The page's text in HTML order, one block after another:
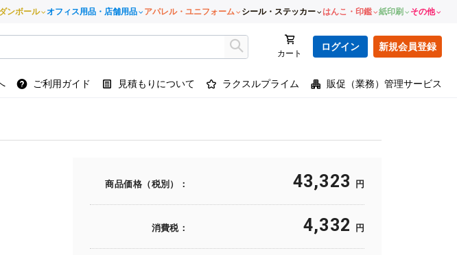
ンボール オフィス用品・店舗用品 アパレル・ユニフォーム シール・ステッカー はんこ・印鑑 紙印刷 その他
カート
ログイン 新規会員登録
ご利用ガイド 見積もりについて ラクスルプライム 販促（業務）管理サービス
商品価格（税別）： 43,323 円
消費税： 4,332 円